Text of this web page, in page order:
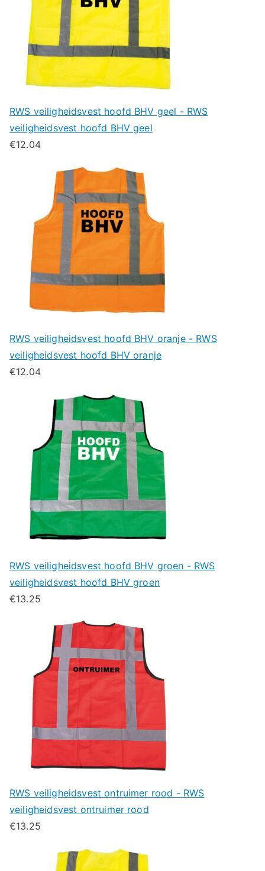
RWS veiligheidsvest hoofd BHV geel - RWS
veiligheidsvest hoofd BHV geel
€12.04
RWS veiligheidsvest hoofd BHV oranje - RWS
veiligheidsvest hoofd BHV oranje
€12.04
RWS veiligheidsvest hoofd BHV groen - RWS
veiligheidsvest hoofd BHV groen
€13.25
RWS veiligheidsvest ontruimer rood - RWS
veiligheidsvest ontruimer rood
€13.25